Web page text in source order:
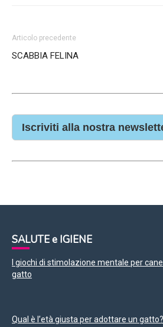
Articolo precedente
SCABBIA FELINA
Iscriviti alla nostra
SALUTE e IGIENE
I giochi di stimolazione mentale per
gatto
Qual è l’età giusta per adottare un gatto?